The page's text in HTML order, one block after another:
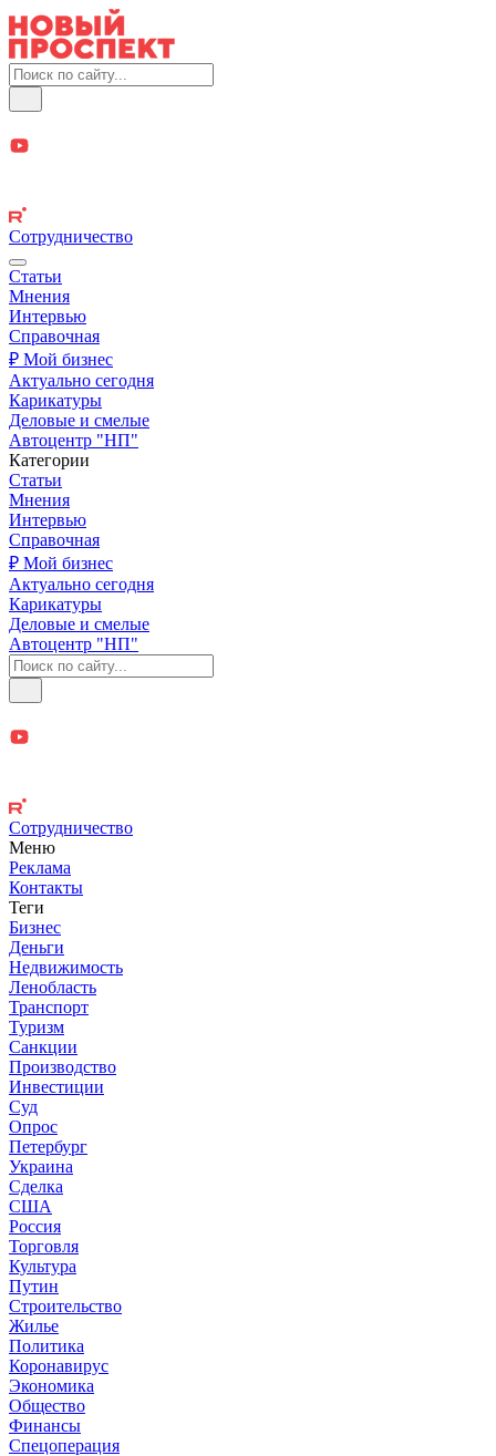
Сотрудничество
Статьи
Мнения
Интервью
Справочная
₽ Мой бизнес
Актуально сегодня
Карикатуры
Деловые и смелые
Автоцентр "НП"
Категории
Статьи
Мнения
Интервью
Справочная
₽ Мой бизнес
Актуально сегодня
Карикатуры
Деловые и смелые
Автоцентр "НП"
Сотрудничество
Меню
Реклама
Контакты
Теги
Бизнес
Деньги
Недвижимость
Ленобласть
Транспорт
Туризм
Санкции
Производство
Инвестиции
Суд
Опрос
Петербург
Украина
Сделка
США
Россия
Торговля
Культура
Путин
Строительство
Жилье
Политика
Коронавирус
Экономика
Общество
Финансы
Спецоперация